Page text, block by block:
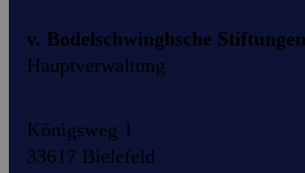
v. Bodelschwinghsche
Hauptverwaltung
Königsweg 1
33617 Bielefeld